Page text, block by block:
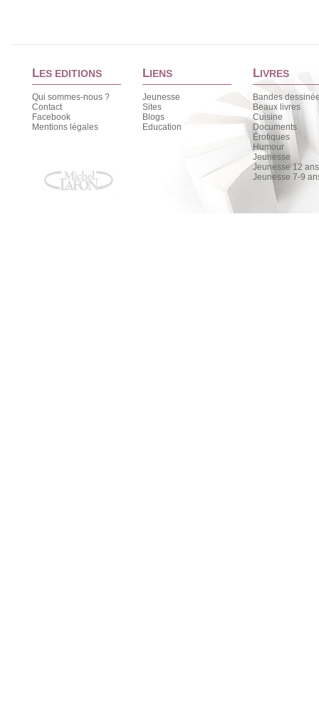
LES EDITIONS
Qui sommes-nous ?
Contact
Facebook
Mentions légales
LIENS
Jeunesse
Sites
Blogs
Education
LIVRES
Bandes
Beaux livres
Cuisine
Documents
Érotiques
Humour
Jeunesse
Jeunesse 12
Jeunesse 7-9